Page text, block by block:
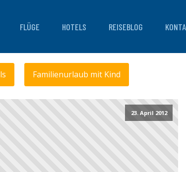
FLÜGE HOTELS REISEBLOG
Familienurlaub mit Kind
23. April 2012